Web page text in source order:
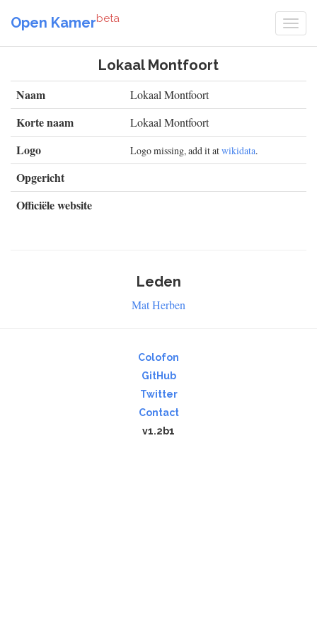
Open Kamerbeta
Lokaal Montfoort
Naam Lokaal Montfoort
Korte naam Lokaal Montfoort
Logo Logo missing, add it atwikidata.
Opgericht
Officiële website
Leden
Mat Herben
Colofon
GitHub
Twitter
Contact
v1.2b1